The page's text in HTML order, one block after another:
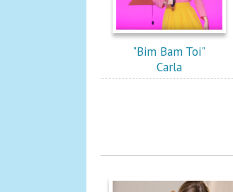
"Bim Bam Toi"
Carla